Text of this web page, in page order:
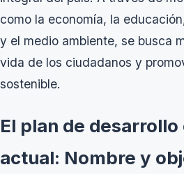
como la economía, la
y el medio ambiente, se busca
vida de los ciudadanos y
sostenible.
El plan de
actual: Nombre y